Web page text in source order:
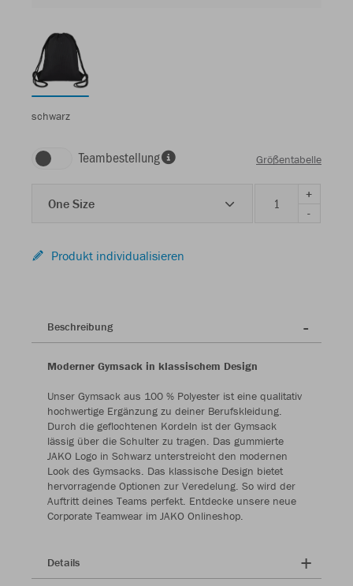
schwarz
Teambestellung Größentabelle
One Size
+
-
Produkt individualisieren
Beschreibung
Moderner Gymsack in klassischem Design
Unser Gymsack aus 100 % Polyester ist eine qualitativ
hochwertige Ergänzung zu deiner Berufskleidung.
Durch die geflochtenen Kordeln ist der Gymsack
lässig über die Schulter zu tragen. Das gummierte
JAKO Logo in Schwarz unterstreicht den modernen
Look des Gymsacks. Das klassische Design bietet
hervorragende Optionen zur Veredelung. So wird der
Auftritt deines Teams perfekt. Entdecke unsere neue
Corporate Teamwear im JAKO Onlineshop.
Details